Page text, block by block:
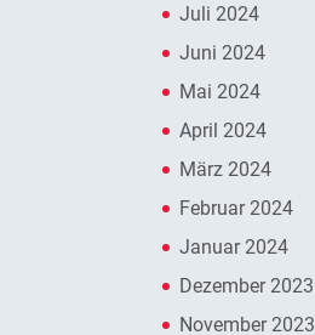
Juli 2024
Juni 2024
Mai 2024
April 2024
März 2024
Februar 2024
Januar 2024
Dezember 2023
November 2023